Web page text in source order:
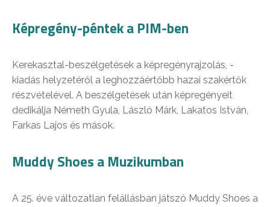
Képregény-péntek a PIM-ben
Kerekasztal-beszélgetések a képregényrajzolás, -
kiadás helyzetéről a leghozzáértőbb hazai szakértők
részvételével. A beszélgetések után képregényeit
dedikálja Németh Gyula, László Márk, Lakatos István,
Farkas Lajos és mások.
Muddy Shoes a Muzikumban
A 25. éve változatlan felállásban játszó Muddy Shoes a